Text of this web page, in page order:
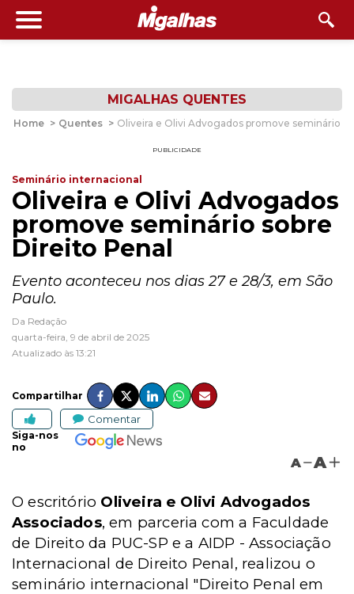
MIGALHAS QUENTES
Home > Quentes > Oliveira e Olivi Advogados promove seminário
PUBLICIDADE
Seminário internacional
Oliveira e Olivi Advogados
promove seminário sobre
Direito Penal
Evento aconteceu nos dias 27 e 28/3, em São
Paulo.
Da Redação
quarta-feira, 9 de abril de 2025
Atualizado às 13:21
Compartilhar
Comentar
Siga-nos
no
A A
O escritório Oliveira e Olivi Advogados
Associados, em parceria com a Faculdade
de Direito da PUC-SP e a AIDP - Associação
Internacional de Direito Penal, realizou o
seminário internacional "Direito Penal em